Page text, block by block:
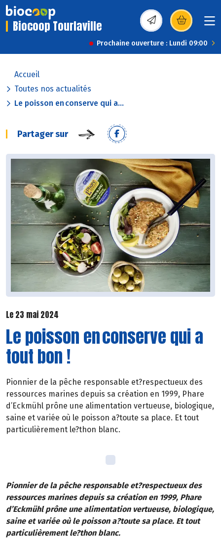
Biocoop Tourlaville (s’ouvre dans une
Prochaine ouverture : Lundi 09:00
Accueil
Toutes nos actualités
Le poisson en conserve qui a...
Partager sur
Le 23 mai 2024
Le poisson en conserve qui a
tout bon !
Pionnier de la pêche responsable et?respectueux des
ressources marines depuis sa création en 1999, Phare
d’Eckmühl prône une alimentation vertueuse, biologique,
saine et variée où le poisson a?toute sa place. Et tout
particulièrement le?thon blanc.
Pionnier de la pêche responsable et?respectueux des
ressources marines depuis sa création en 1999, Phare
d’Eckmühl prône une alimentation vertueuse, biologique,
saine et variée où le poisson a?toute sa place. Et tout
particulièrement le?thon blanc.